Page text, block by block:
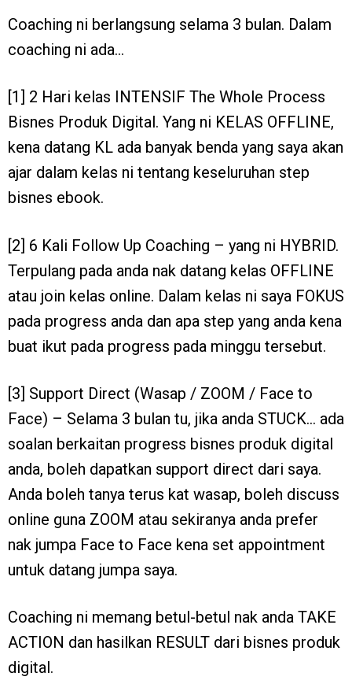
Coaching ni berlangsung selama 3 bulan. Dalam
coaching ni ada…
[1] 2 Hari kelas INTENSIF The Whole Process
Bisnes Produk Digital. Yang ni KELAS OFFLINE,
kena datang KL ada banyak benda yang saya akan
ajar dalam kelas ni tentang keseluruhan step
bisnes ebook.
[2] 6 Kali Follow Up Coaching – yang ni HYBRID.
Terpulang pada anda nak datang kelas OFFLINE
atau join kelas online. Dalam kelas ni saya FOKUS
pada progress anda dan apa step yang anda kena
buat ikut pada progress pada minggu tersebut.
[3] Support Direct (Wasap / ZOOM / Face to
Face) – Selama 3 bulan tu, jika anda STUCK… ada
soalan berkaitan progress bisnes produk digital
anda, boleh dapatkan support direct dari saya.
Anda boleh tanya terus kat wasap, boleh discuss
online guna ZOOM atau sekiranya anda prefer
nak jumpa Face to Face kena set appointment
untuk datang jumpa saya.
Coaching ni memang betul-betul nak anda TAKE
ACTION dan hasilkan RESULT dari bisnes produk
digital.